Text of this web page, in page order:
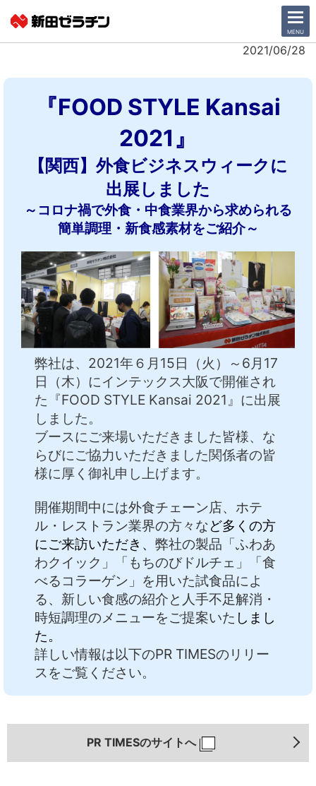
CLOSE
MENU
2021/06/28
『FOOD STYLE Kansai
2021』
【関西】外食ビジネスウィークに
出展しました
～コロナ禍で外食・中食業界から求められる
簡単調理・新食感素材をご紹介～
弊社は、2021年６月15日（火）～6月17
日（木）にインテックス大阪で開催され
た『FOOD STYLE Kansai 2021』に出展
しました。
ブースにご来場いただきました皆様、な
らびにご協力いただきました関係者の皆
様に厚く御礼申し上げます。
開催期間中には外食チェーン店、ホテ
ル・レストラン業界の方々など多くの方
にご来訪いただき、 弊社の製品「ふわあ
わクイック」「もちのびドルチェ」「食
べるコラーゲン」を用いた試食品によ
る、新しい食感の紹介と人手不足解消・
時短調理のメニューをご提案いた しまし
た。
詳しい情報は以下のPR TIMESのリリー
スをご覧ください。
PR TIMESのサイトへ
ニュース一覧
会社情報
サステナビリティ
事業紹介
IR情報
採用情報
日本語 English
中文 アクセス